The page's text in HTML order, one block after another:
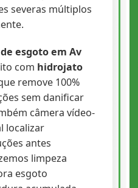
severas múltiplos
esgoto em Av
com hidrojato
remove 100%
sem danificar
câmera vídeo-
localizar
antes
limpeza
esgoto